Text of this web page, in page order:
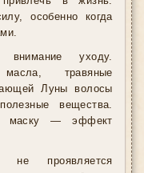
особенно когда
уходу.
масла, травяные
Луны волосы
вещества.
маску — эффект
не проявляется